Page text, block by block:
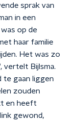
sprak van
in een
op de
haar familie
Het was zo
vertelt Bijlsma.
te gaan liggen
zouden
en heeft
gewond,